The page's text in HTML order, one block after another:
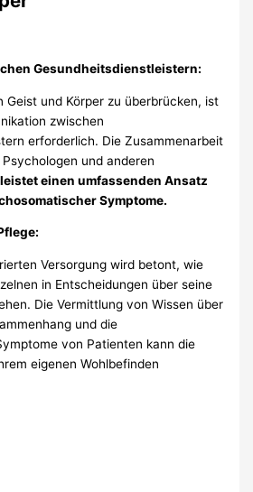
Gesundheitsdienstleistern:
Geist und Körper zu überbrücken, ist
zwischen
erforderlich. Die Zusammenarbeit
und anderen
einen umfassenden Ansatz
Symptome.
Versorgung wird betont, wie
in Entscheidungen über seine
Die Vermittlung von Wissen über
und die
von Patienten kann die
eigenen Wohlbefinden